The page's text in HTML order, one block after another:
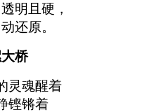
明且硬，
还原。
桥
灵魂醒着
铿锵着